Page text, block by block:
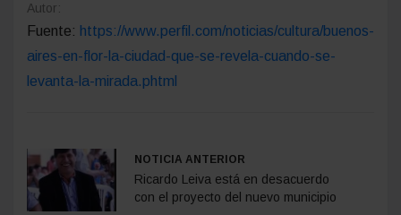
Autor:
Fuente: https://www.perfil.com/noticias/cultura/buenos-
aires-en-flor-la-ciudad-que-se-revela-cuando-se-
levanta-la-mirada.phtml
NOTICIA ANTERIOR
Ricardo Leiva está en desacuerdo
con el proyecto del nuevo municipio